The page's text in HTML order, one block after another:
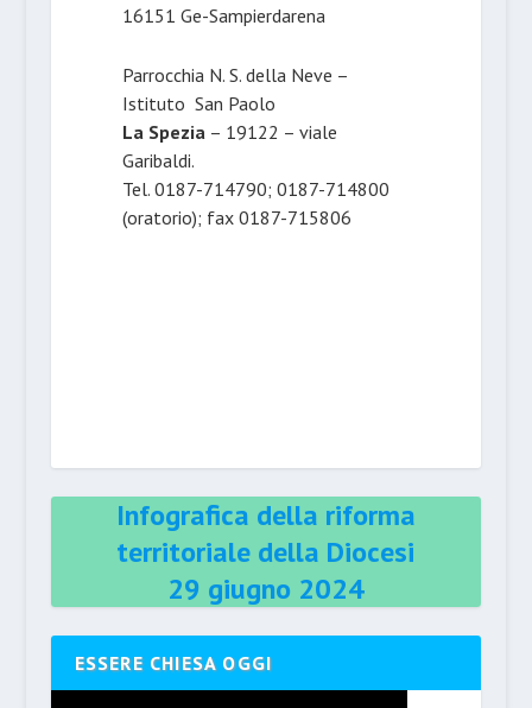
16151 Ge-Sampierdarena
Parrocchia N. S. della Neve –
Istituto San Paolo
La Spezia – 19122 – viale
Garibaldi.
Tel. 0187-714790; 0187-714800
(oratorio); fax 0187-715806
Infografica della riforma
territoriale della Diocesi
29 giugno 2024
ESSERE CHIESA OGGI